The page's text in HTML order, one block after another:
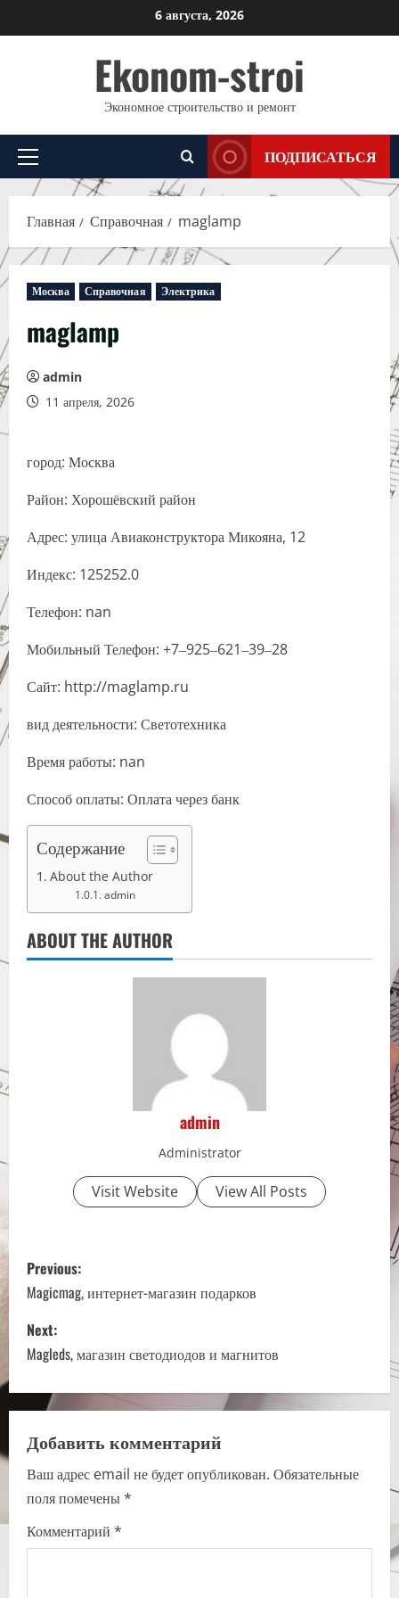
к
6 августа, 2026
Ekonom-stroi
Экономное строительство и ремонт
Основное
меню
ПОДПИСАТЬСЯ
Главная Справочная maglamp
Москва Справочная Электрика
maglamp
admin
11 апреля, 2026
город: Москва
Район: Хорошёвский район
Адрес: улица Авиаконструктора Микояна, 12
Индекс: 125252.0
Телефон: nan
Мобильный Телефон: +7‒925‒621‒39‒28
Сайт: http://maglamp.ru
вид деятельности: Светотехника
Время работы: nan
Способ оплаты: Оплата через банк
Содержание
About the Author
admin
ABOUT THE AUTHOR
admin
Administrator
Visit Website View All Posts
P
o
s
t
n
a
v
i
g
Previous:
Magicmag, интернет-магазин подарков
Next:
Magleds, магазин светодиодов и магнитов
Добавить комментарий
Ваш адрес email не будет опубликован. Обязательные
поля помечены*
Комментарий *